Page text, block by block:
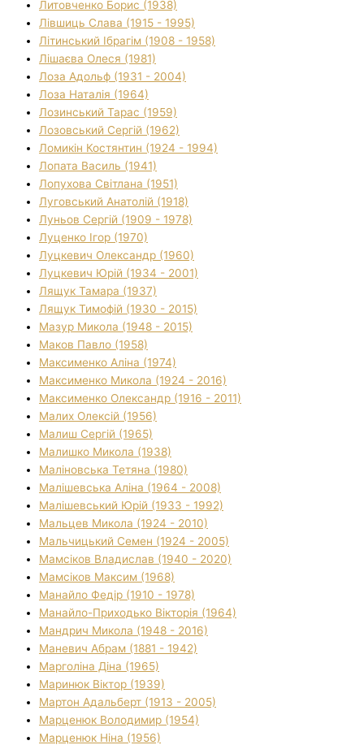
Литовченко Борис (1938)
Лівшиць Слава (1915 - 1995)
Літинський Ібрагім (1908 - 1958)
Лішаєва Олеся (1981)
Лоза Адольф (1931 - 2004)
Лоза Наталія (1964)
Лозинський Тарас (1959)
Лозовський Сергій (1962)
Ломикін Костянтин (1924 - 1994)
Лопата Василь (1941)
Лопухова Світлана (1951)
Луговський Анатолій (1918)
Луньов Сергій (1909 - 1978)
Луценко Ігор (1970)
Луцкевич Олександр (1960)
Луцкевич Юрій (1934 - 2001)
Лящук Тамара (1937)
Лящук Тимофій (1930 - 2015)
Мазур Микола (1948 - 2015)
Маков Павло (1958)
Максименко Аліна (1974)
Максименко Микола (1924 - 2016)
Максименко Олександр (1916 - 2011)
Малих Олексій (1956)
Малиш Сергій (1965)
Малишко Микола (1938)
Маліновська Тетяна (1980)
Малішевська Аліна (1964 - 2008)
Малішевський Юрій (1933 - 1992)
Мальцев Микола (1924 - 2010)
Мальчицький Семен (1924 - 2005)
Мамсіков Владислав (1940 - 2020)
Мамсіков Максим (1968)
Манайло Федір (1910 - 1978)
Манайло-Приходько Вікторія (1964)
Мандрич Микола (1948 - 2016)
Маневич Абрам (1881 - 1942)
Марголіна Діна (1965)
Маринюк Віктор (1939)
Мартон Адальберт (1913 - 2005)
Марценюк Володимир (1954)
Марценюк Ніна (1956)